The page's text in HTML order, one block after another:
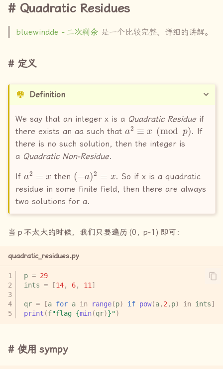
Quadratic Residues
bluewindde - 二次剩余 是一个比较完整、详细的讲解。
定义
Definition
We say that an integer x is a Quadratic Residueif
there exists an aa such that
a2≡x (modp)
. If
there is no such solution, then the integer is
a Quadratic Non-Residue.
If
2
then
( 2=
. So if x is a quadratic
residue in some finite field, then there are always
two solutions for a.
当 p 不太大的时候，我们只要遍历 (0, p-1) 即可：
quadratic_residues.py
p = 29
ints = [14, 6, 11 ]
qr = [a for a in range(p) if pow(a, 2 , p) in ints]
print (f"flag {min(qr)}")
使用 sympy